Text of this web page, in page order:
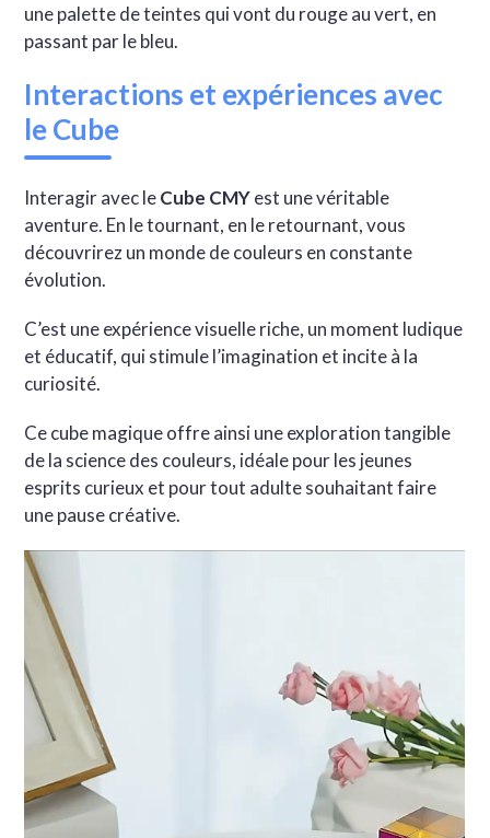
une palette de teintes qui vont du rouge au vert, en
passant par le bleu.
Interactions et expériences avec
le Cube
Interagir avec leCube CMYest une véritable
aventure. En le tournant, en le retournant, vous
découvrirez un monde de couleurs en constante
évolution.
C’est une expérience visuelle riche, un moment ludique
et éducatif, qui stimule l’imagination et incite à la
curiosité.
Ce cube magique offre ainsi une exploration tangible
de la science des couleurs, idéale pour les jeunes
esprits curieux et pour tout adulte souhaitant faire
une pause créative.